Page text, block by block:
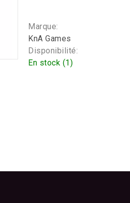
Marque:
KnA Games
Disponibilité:
En stock (1)